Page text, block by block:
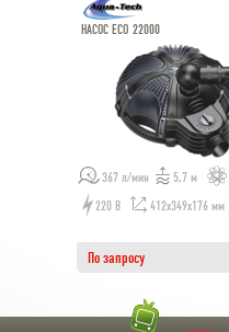
НАСОС ECO 22000
367 л/мин 5,7 м
220 В
412x349x176 мм
По запросу